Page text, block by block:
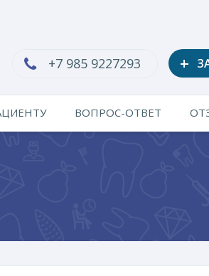
+
+7 985 9227293
ВОПРОС-ОТВЕТ